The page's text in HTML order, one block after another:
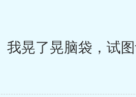
我晃了晃脑袋，试